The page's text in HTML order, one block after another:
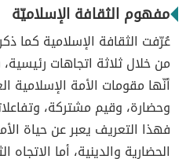
مفهوم الثقافة الإسلاميّة
عُرّفت الثقافة الإسلامية كما
من خلال ثلاثة اتجاهات
أنّها مقومات الأمة الإسلامية
وحضارة، وقيم مشتركة،
فهذا التعريف يعبر عن حياة
الحضارية والدينية، أما